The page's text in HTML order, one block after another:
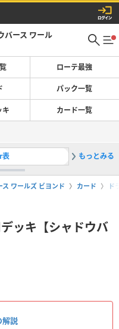
バース ワール
ローテ最強
パック一覧
カード一覧
表 2アンリ
もっとみる
ワールズ ビヨンド カード ド
ッキ【シャドウバ
解説